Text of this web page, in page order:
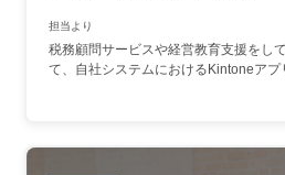
担当より
税務顧問サービスや経営教育支援をし
て、自社システムにおけるKintoneアプ